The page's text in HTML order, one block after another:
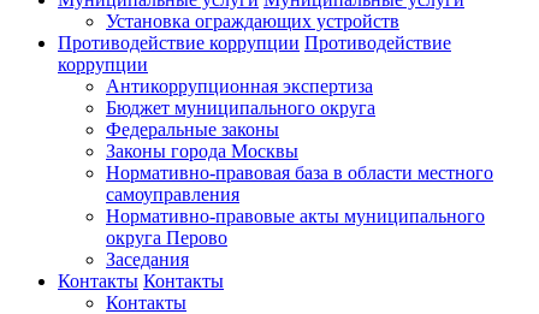
Установка ограждающих устройств
Противодействие коррупции Противодействие
коррупции
Антикоррупционная экспертиза
Бюджет муниципального округа
Федеральные законы
Законы города Москвы
Нормативно-правовая база в области местного
самоуправления
Нормативно-правовые акты муниципального
округа Перово
Заседания
Контакты Контакты
Контакты